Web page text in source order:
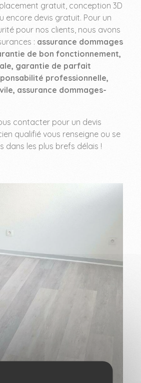
gratuit, conception 3D
encore devis gratuit. Pour un
pour nos clients, nous avons
: assurance dommages
de bon fonctionnement,
garantie de parfait
professionnelle,
assurance dommages-
contacter pour un devis
qualifié vous renseigne ou se
dans les plus brefs délais !